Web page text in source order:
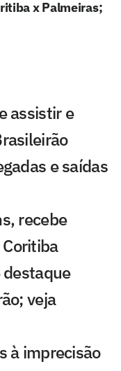
x Palmeiras;
assistir e
e saídas
recebe
destaque
veja
à imprecisão